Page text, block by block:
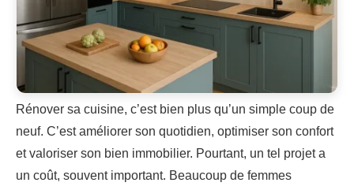
Rénover sa cuisine, c’est bien plus qu’un simple coup de
neuf. C’est améliorer son quotidien, optimiser son confort
et valoriser son bien immobilier. Pourtant, un tel projet a
un coût, souvent important. Beaucoup de femmes